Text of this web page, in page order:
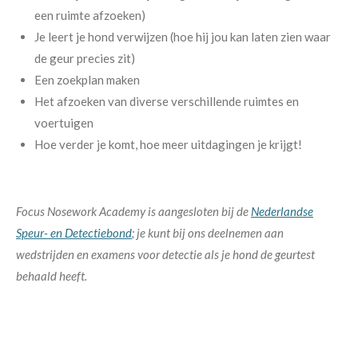
een ruimte afzoeken)
Je leert je hond verwijzen (hoe hij jou kan laten zien waar
de geur precies zit)
Een zoekplan maken
Het afzoeken van diverse verschillende ruimtes en
voertuigen
Hoe verder je komt, hoe meer uitdagingen je krijgt!
Focus Nosework Academy is aangesloten bij de Nederlandse
Speur- en Detectiebond; je kunt bij ons deelnemen aan
wedstrijden en examens voor detectie als je hond de geurtest
behaald heeft.